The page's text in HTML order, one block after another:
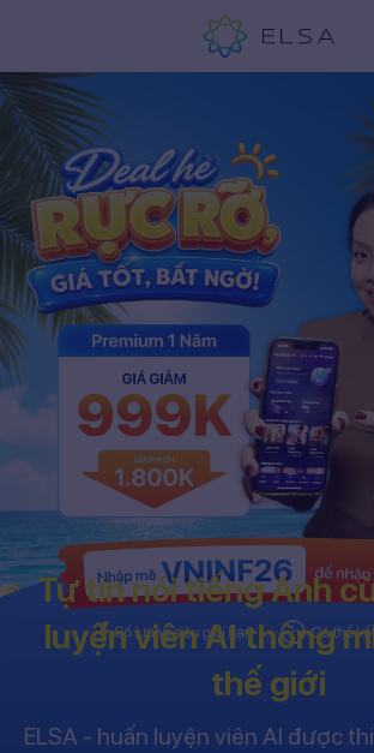
Tự tin nói tiếng Anh
luyện viên AI thông
thế giới
ELSA - huấn luyện viên AI được